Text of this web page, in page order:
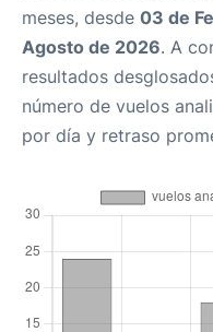
meses, desde 03 de
Agosto de 2026. A
resultados
número de vuelos
por día y retraso